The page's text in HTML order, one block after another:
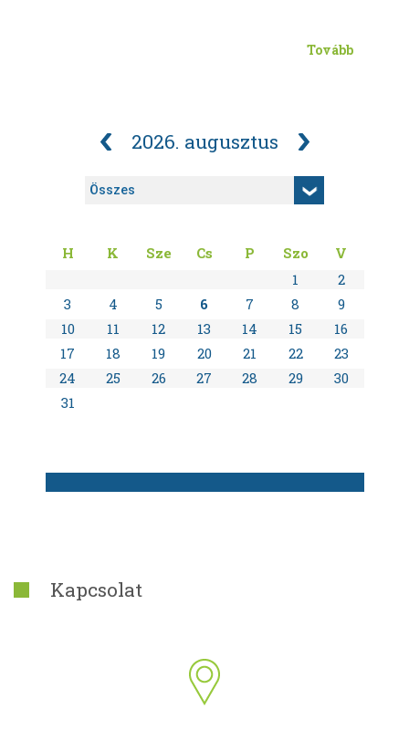
Tovább
2026. augusztus
H K Sze Cs P Szo
V
1
2
3
4 5 6 7 8
9
10
11 12 13 14 15
16
17
18 19 20 21 22
23
24
25 26 27 28 29
30
31
Kapcsolat